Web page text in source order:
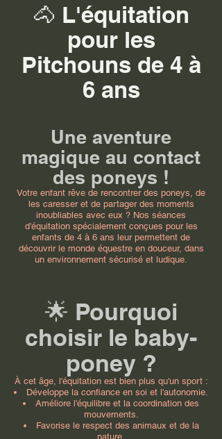
🐴 L'équitation
pour les
Pitchouns de 4 à
6 ans
Une aventure
magique au contact
des poneys !
Votre enfant rêve de rencontrer des poneys, de
les caresser et de partager des moments
inoubliables avec eux ? Nos séances
d'équitation spécialement conçues pour les
enfants de 4 à 6 ans leur permettent de
découvrir le monde équestre en douceur, dans
un environnement sécurisé et ludique.
🌟 Pourquoi
choisir le baby-
poney ?
À cet âge, l'équitation est bien plus qu'un sport :
Développe la confiance en soi et l'autonomie.
Améliore l'équilibre et la coordination des
mouvements.
Favorise le respect des animaux et de la
nature.